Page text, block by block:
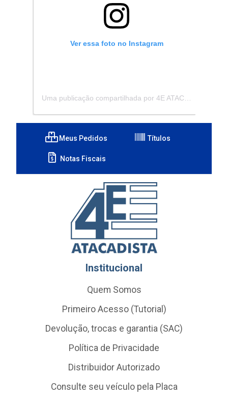
Ver essa foto no Instagram
Meus Pedidos Títulos
Notas Fiscais
Institucional
Quem Somos
Primeiro Acesso (Tutorial)
Devolução, trocas e garantia (SAC)
Política de Privacidade
Distribuidor Autorizado
Consulte seu veículo pela Placa